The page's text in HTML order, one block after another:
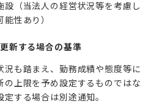
設（当法人の経営状況等を考慮し
性あり）
新する場合の基準
況も踏まえ、勤務成績や態度等に
の上限を予め設定するものではな
定する場合は別途通知。